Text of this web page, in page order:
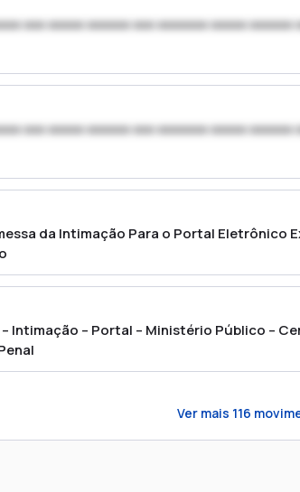
xxx xxxxx xxxxxx xxx xxxxxxx xxxxx xxxxxx
xxx xxxxx xxxxxx xxx xxxxxxx xxxxx xxxxxx
da Intimação Para o Portal Eletrônico
Intimação – Portal – Ministério Público –
Ver mais 116